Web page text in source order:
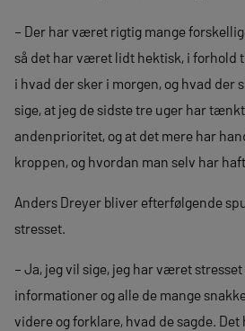
– Der har været rigtig mange
så det har været lidt hektisk, i forhold
i hvad der sker i morgen, og hvad der
sige, at jeg de sidste tre uger har
andenprioritet, og at det mere har
kroppen, og hvordan man selv har
Anders Dreyer bliver efterfølgende
stresset.
– Ja, jeg vil sige, jeg har været
informationer og alle de mange
videre og forklare, hvad de sagde.